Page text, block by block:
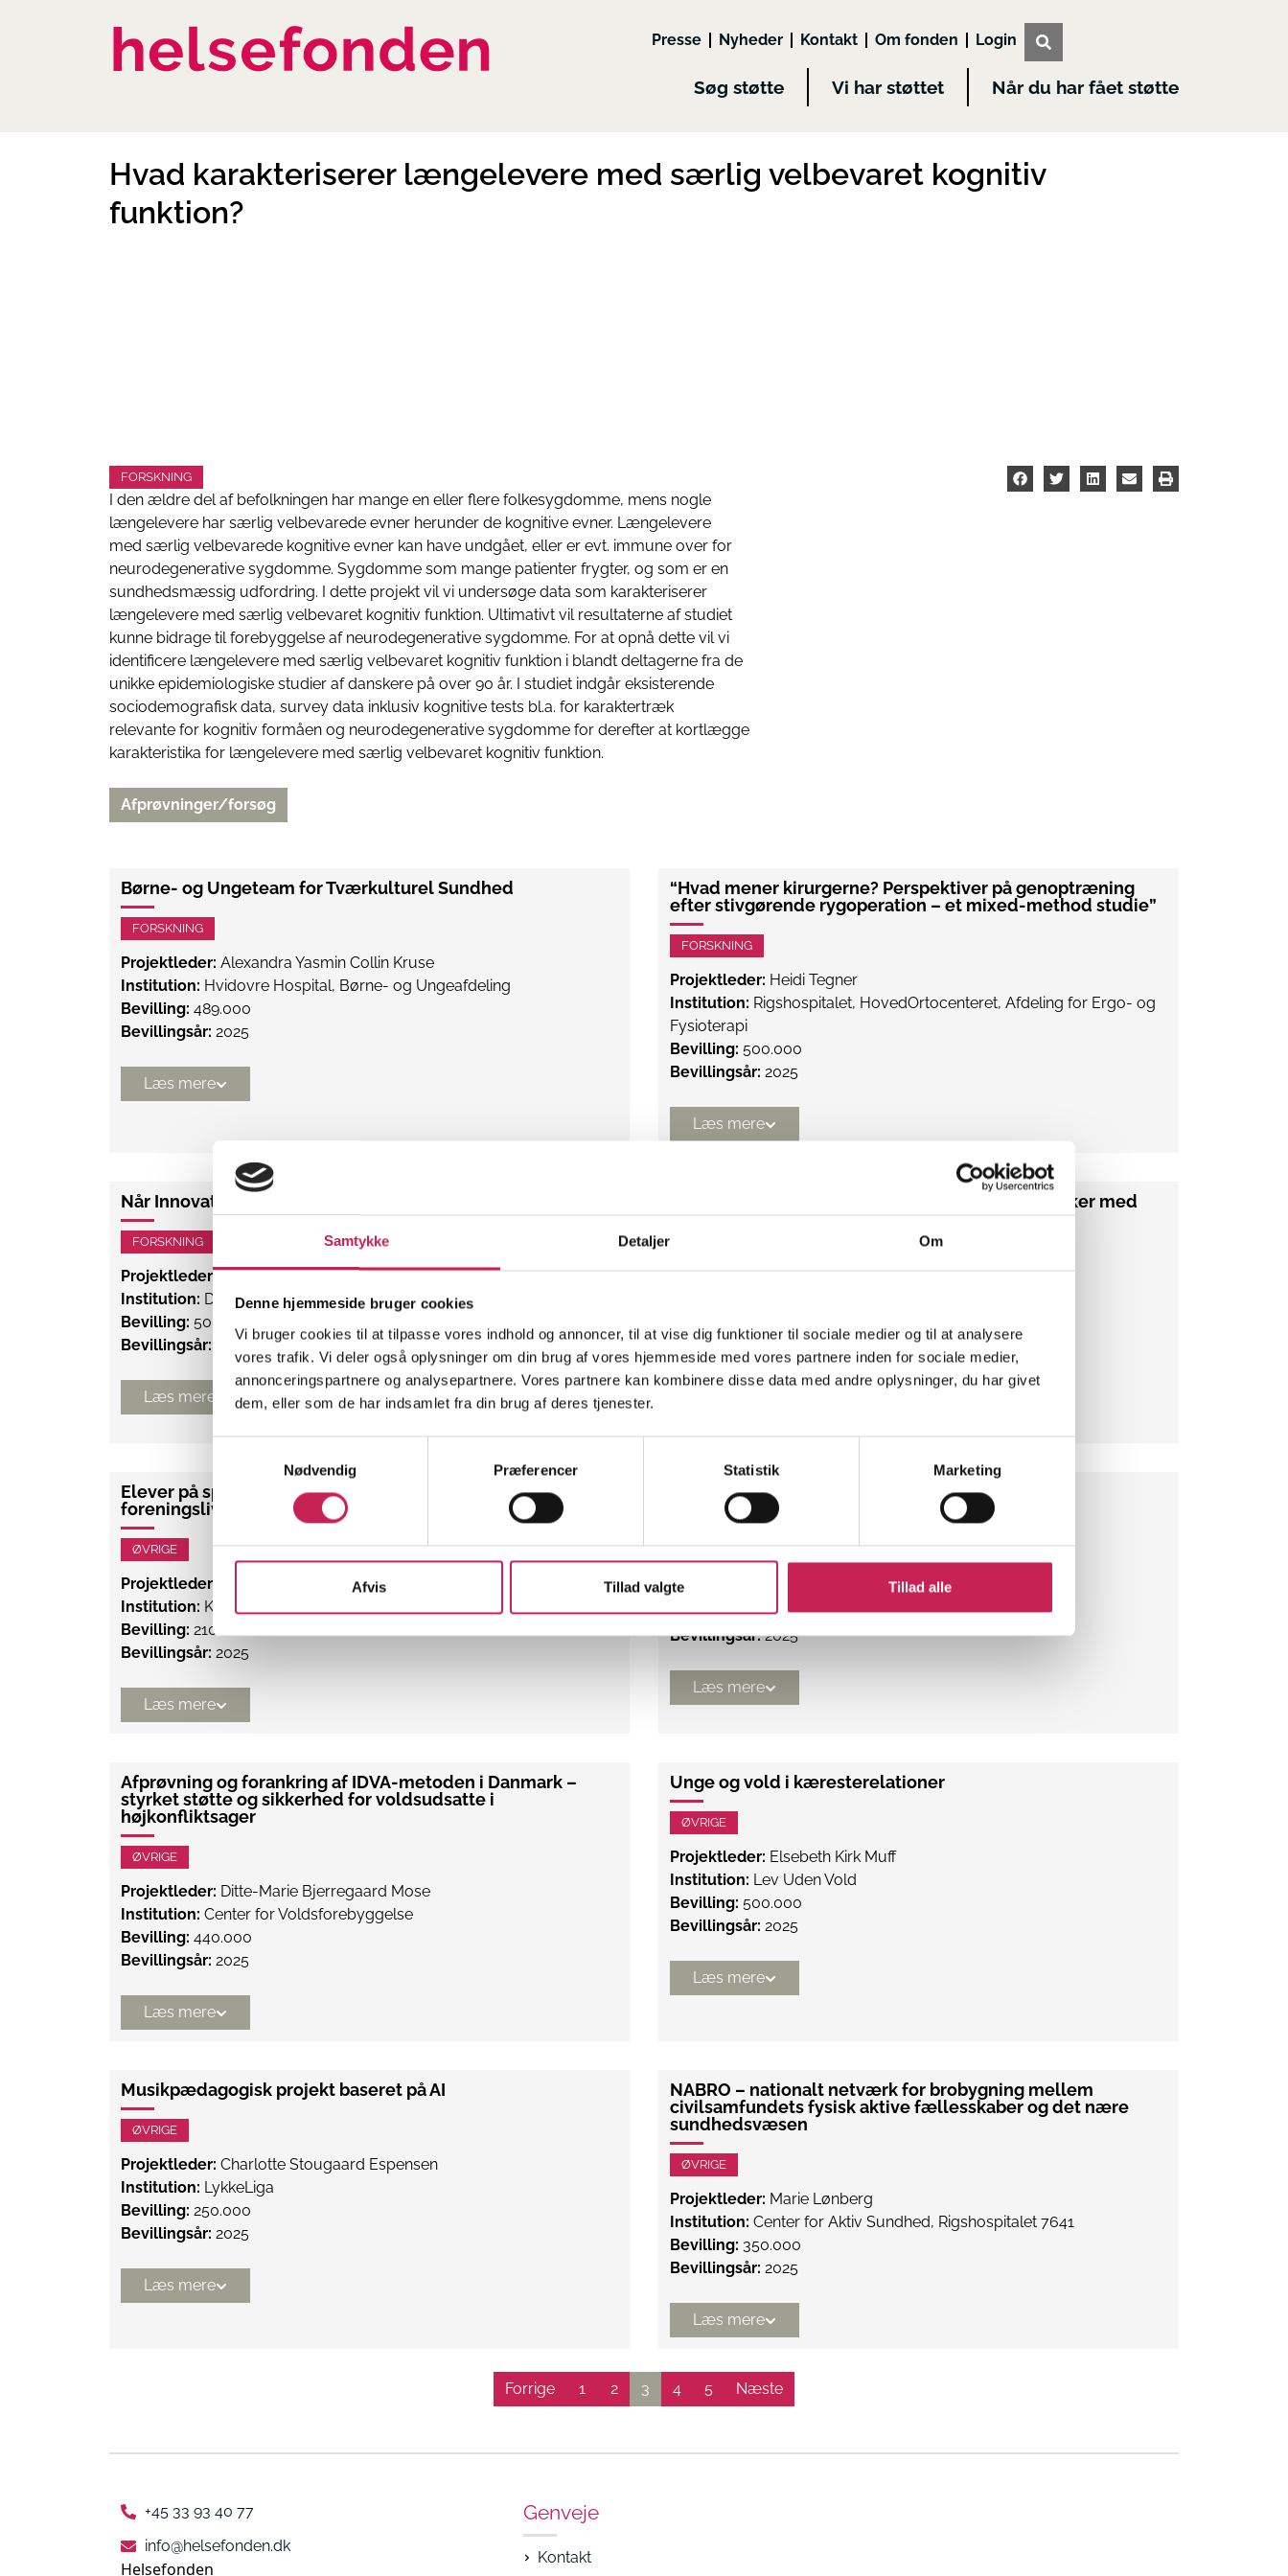
Samtykke Detaljer Om
Denne hjemmeside bruger cookies
Vi bruger cookies til at tilpasse vores indhold og annoncer, til at vise dig funktioner til sociale medier og til at analysere
vores trafik. Vi deler også oplysninger om din brug af vores hjemmeside med vores partnere inden for sociale medier,
annonceringspartnere og analysepartnere. Vores partnere kan kombinere disse data med andre oplysninger, du har givet
dem, eller som de har indsamlet fra din brug af deres tjenester.
Nødvendig
Præferencer Statistik Marketing
Afvis Tillad valgte Tillad alle
Presse Nyheder Kontakt Om fonden Login
Søg støtte Vi har støttet Når du har fået støtte
Hvad karakteriserer længelevere med særlig velbevaret kognitiv
funktion?
FORSKNING
I den ældre del af befolkningen har mange en eller flere folkesygdomme, mens nogle
længelevere har særlig velbevarede evner herunder de kognitive evner. Længelevere
med særlig velbevarede kognitive evner kan have undgået, eller er evt. immune over for
neurodegenerative sygdomme. Sygdomme som mange patienter frygter, og som er en
sundhedsmæssig udfordring. I dette projekt vil vi undersøge data som karakteriserer
længelevere med særlig velbevaret kognitiv funktion. Ultimativt vil resultaterne af studiet
kunne bidrage til forebyggelse af neurodegenerative sygdomme. For at opnå dette vil vi
identificere længelevere med særlig velbevaret kognitiv funktion i blandt deltagerne fra de
unikke epidemiologiske studier af danskere på over 90 år. I studiet indgår eksisterende
sociodemografisk data, survey data inklusiv kognitive tests bl.a. for karaktertræk
relevante for kognitiv formåen og neurodegenerative sygdomme for derefter at kortlægge
karakteristika for længelevere med særlig velbevaret kognitiv funktion.
Afprøvninger/forsøg
Børne- og Ungeteam for Tværkulturel Sundhed
FORSKNING
Projektleder: Alexandra Yasmin Collin Kruse
Institution: Hvidovre Hospital, Børne- og Ungeafdeling
Bevilling: 489.000
Bevillingsår: 2025
Læs mere
“Hvad mener kirurgerne? Perspektiver på genoptræning
efter stivgørende rygoperation – et mixed-method studie”
FORSKNING
Projektleder: Heidi Tegner
Institution: Rigshospitalet, HovedOrtocenteret, Afdeling for Ergo- og
Fysioterapi
Bevilling: 500.000
Bevillingsår: 2025
Læs mere
Når Innovation Stopper: Læring fra Uforløste Pilotprojekter
FORSKNING
Projektleder:Lotte Groth Jensen
Institution: DEFACTUM. Koncernkvalitet, Region Midtjylland
Bevilling: 500.000
Bevillingsår:
2025
Læs mere
Adgang til Bevægelsesfællesskaber for Mennesker med
Svær Psykisk Sygdom
Bevilling:600.000
Bevillingsår:2025
Elever på specialskoler har også ret til et værdigt
foreningsliv
ØVRIGE
Projektleder:
Fie Buhl Smedegaard
Institution: Kolding Volleyball Klub
Bevilling: 210.000
Bevillingsår: 2025
Læs mere
Bias på førstehjælpsområdet
Projektleder:Vibeke Reineck
Institution:
Dansk Førstehjælpsråd
Bevilling:350.000
Bevillingsår:2025
Læs mere
Afprøvning og forankring af IDVA-metoden i Danmark –
styrket støtte og sikkerhed for voldsudsatte i
højkonfliktsager
ØVRIGE
Projektleder: Ditte-Marie Bjerregaard Mose
Institution: Center for Voldsforebyggelse
Bevilling: 440.000
Bevillingsår: 2025
Læs mere
Unge og vold i kæresterelationer
ØVRIGE
Projektleder: Elsebeth Kirk Muff
Institution: Lev Uden Vold
Bevilling: 500.000
Bevillingsår: 2025
Læs mere
Musikpædagogisk projekt baseret på AI
ØVRIGE
Projektleder: Charlotte Stougaard Espensen
Institution: LykkeLiga
Bevilling: 250.000
Bevillingsår: 2025
Læs mere
NABRO – nationalt netværk for brobygning mellem
civilsamfundets fysisk aktive fællesskaber og det nære
sundhedsvæsen
ØVRIGE
Projektleder: Marie Lønberg
Institution: Center for Aktiv Sundhed, Rigshospitalet 7641
Bevilling: 350.000
Bevillingsår: 2025
Læs mere
Forrige 1 2 3 4 5 Næste
+45 33 93 40 77
info@helsefonden.dk
Helsefonden
Genveje
Kontakt